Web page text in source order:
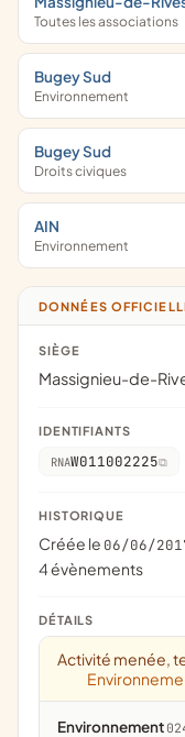
Toutes les associations
Bugey Sud
Environnement
Bugey Sud
Droits civiques
AIN
Environnement
DONNÉES
SIÈGE
Massignieu-de-
IDENTIFIANTS
RNAW011002225
HISTORIQUE
Créée le 06/06/
4 évènements
DÉTAILS
Activité menée,
Environnement